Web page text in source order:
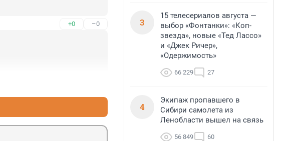
+0 –0 3
15 телесериалов августа —
выбор «Фонтанки»: «Коп-
звезда», новые «Тед Лассо»
и «Джек Ричер»,
«Одержимость»
66 229 27
4
Экипаж пропавшего в
Сибири самолета из
Ленобласти вышел на связь
56 849 60